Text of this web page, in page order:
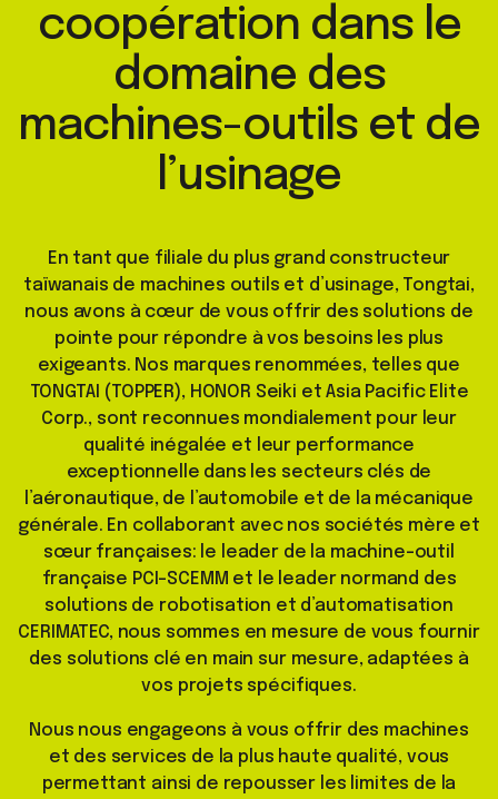
coopération dans le
domaine des
machines-outils et de
l’usinage
En tant que filiale du plus grand constructeur
taïwanais de machines outils et d’usinage, Tongtai,
nous avons à cœur de vous offrir des solutions de
pointe pour répondre à vos besoins les plus
exigeants. Nos marques renommées, telles que
TONGTAI (TOPPER), HONOR Seiki et Asia Pacific Elite
Corp., sont reconnues mondialement pour leur
qualité inégalée et leur performance
exceptionnelle dans les secteurs clés de
l’aéronautique, de l’automobile et de la mécanique
générale. En collaborant avec nos sociétés mère et
sœur françaises: le leader de la machine-outil
française PCI-SCEMM et le leader normand des
solutions de robotisation et d’automatisation
CERIMATEC, nous sommes en mesure de vous fournir
des solutions clé en main sur mesure, adaptées à
vos projets spécifiques.
Nous nous engageons à vous offrir des machines
et des services de la plus haute qualité, vous
permettant ainsi de repousser les limites de la